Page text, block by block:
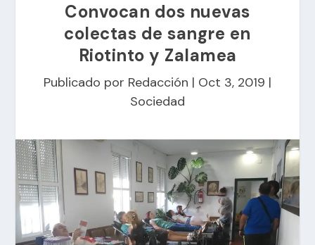
Convocan dos nuevas
colectas de sangre en
Riotinto y Zalamea
Publicado por Redacción | Oct 3, 2019 |
Sociedad